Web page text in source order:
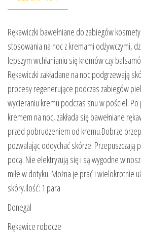
Rękawiczki bawełniane do zabiegów
stosowania na noc z kremami odżywczymi,
lepszym wchłanianiu się kremów czy
Rękawiczki zakładane na noc podgrzewają
procesy regenerujące podczas zabiegów
wycieraniu kremu podczas snu w pościel.
kremem na noc, zakłada się bawełniane
przed pobrudzeniem od kremu.Dobrze
pozwalając oddychać skórze. Przepuszczają
pocą. Nie elektryzują się i są wygodne w
miłe w dotyku. Można je prać i wielokrotnie
skóry.Ilość: 1 para
Donegal
Rękawice robocze